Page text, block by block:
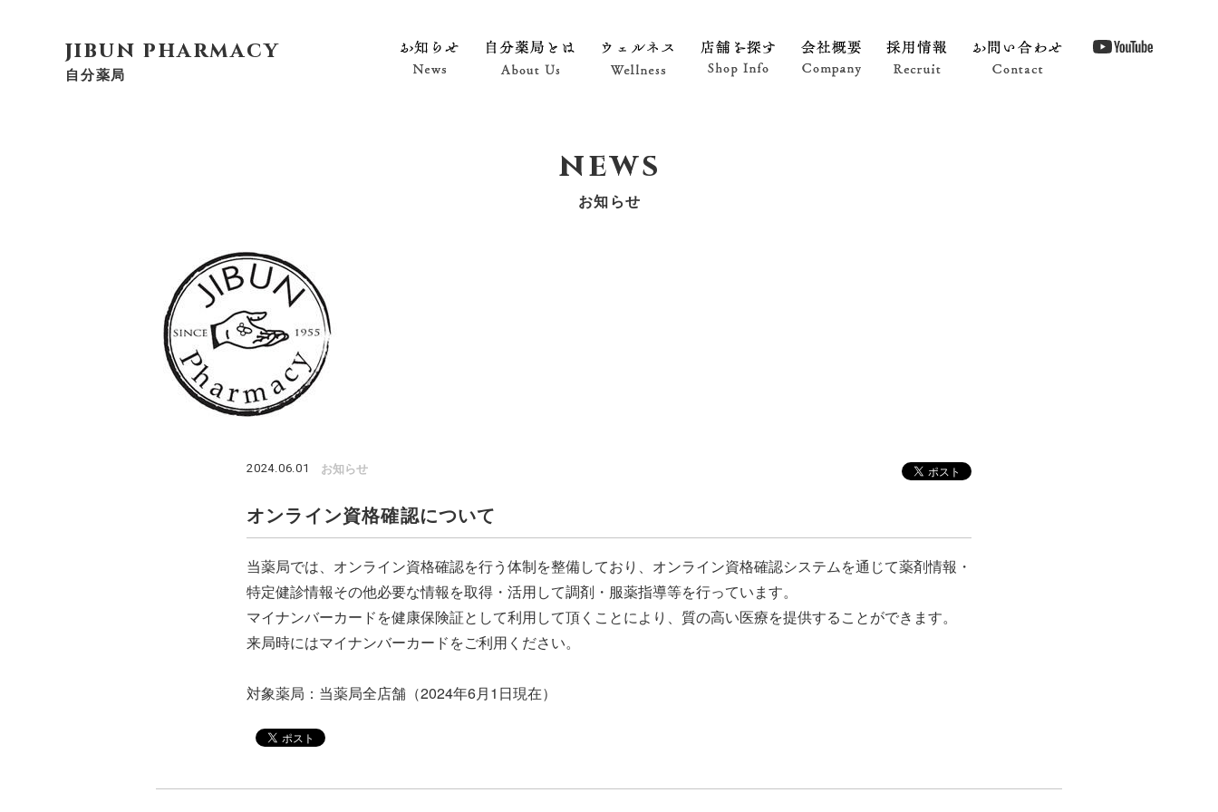
jibun pharmacy
自分薬局
お知らせ News 自分薬局とは About Us ウェルネス Wellness 店舗を探す Shop Info 会社概要 Company 採用情報 Recruit お問い合わせ Contact
news
お知らせ
2024.06.01 お知らせ
オンライン資格確認について
当薬局では、オンライン資格確認を行う体制を整備しており、オンライン資格確認システムを通じて薬剤情報・
特定健診情報その他必要な情報を取得・活用して調剤・服薬指導等を行っています。
マイナンバーカードを健康保険証として利用して頂くことにより、質の高い医療を提供することができます。
来局時にはマイナンバーカードをご利用ください。
対象薬局：当薬局全店舗（2024年6月1日現在）